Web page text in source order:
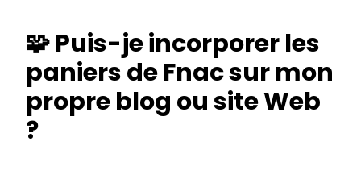
🧩 Puis-je incorporer les
paniers de Fnac sur mon
propre blog ou site Web
?